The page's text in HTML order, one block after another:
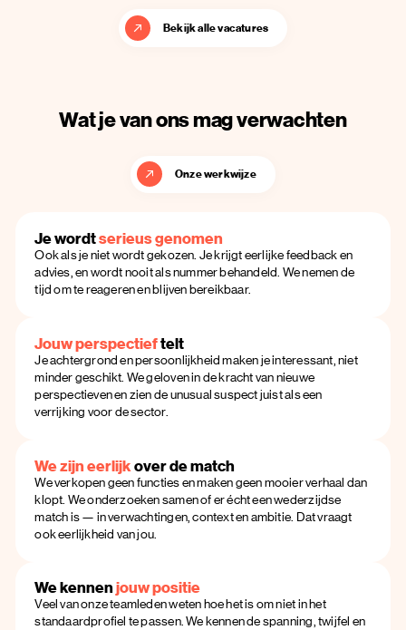
Bekijk alle vacatures
Wat je van ons mag verwachten
Onze werkwijze
Je wordtserieus genomen
Ook als je niet wordt gekozen. Je krijgt eerlijke feedback en
advies, en wordt nooit als nummer behandeld. We nemen de
tijd om te reageren en blijven bereikbaar.
Jouw perspectieftelt
Je achtergrond en persoonlijkheid maken je interessant, niet
minder geschikt. We geloven in de kracht van nieuwe
perspectieven en zien de unusual suspect juist als een
verrijking voor de sector.
We zijn eerlijkover de match
We verkopen geen functies en maken geen mooier verhaal dan
klopt. We onderzoeken samen of er écht een wederzijdse
match is — in verwachtingen, context en ambitie. Dat vraagt
ook eerlijkheid van jou.
We kennenjouw positie
Veel van onze teamleden weten hoe het is om niet in het
standaardprofiel te passen. We kennen de spanning, twijfel en